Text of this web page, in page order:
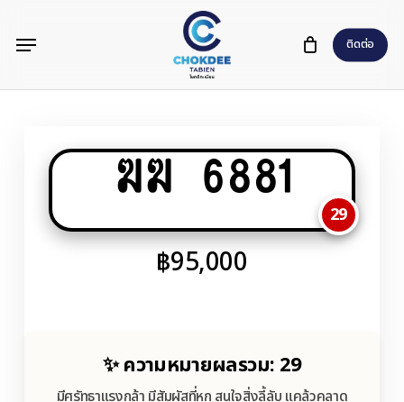
content
ติดต่อ
Menu
ฆฆ 6881
29
฿95,000
✨ ความหมายผลรวม: 29
มีศรัทธาแรงกล้า มีสัมผัสที่หก สนใจสิ่งลี้ลับ แคล้วคลาด